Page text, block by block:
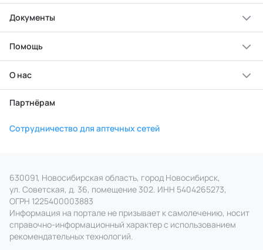
Документы
Помощь
О нас
Партнёрам
Сотрудничество для аптечных сетей
630091, Новосибирская область, город Новосибирск,
ул. Советская, д. 36, помещение 302. ИНН 5404265273,
ОГРН 1225400003883
Информация на портале не призывает к самолечению, носит
справочно‑информационный характер с использованием
рекомендательных технологий.